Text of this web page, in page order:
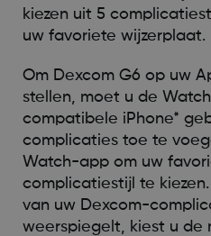
kiezen uit 5
uw favoriete wijzerplaat.
Om Dexcom G6 op uw
stellen, moet u de
compatibele iPhone*
complicaties toe te
Watch-app om uw
complicatiestijl te
van uw Dexcom-
weerspiegelt, kiest u de